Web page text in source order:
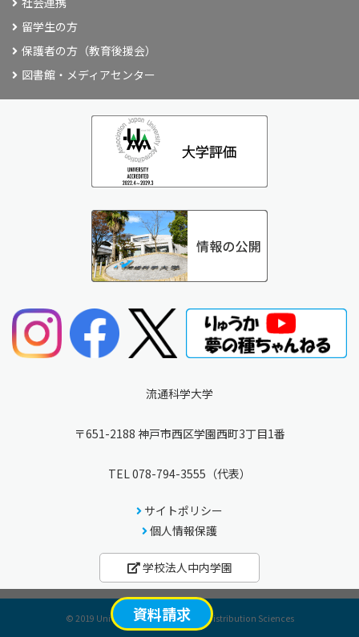
資料請求
留学生の方
保護者の方（教育後援会）
図書館・メディアセンター
流通科学大学
〒651-2188 神戸市西区学園西町3丁目1番
TEL078-794-3555 （代表）
サイトポリシー
個人情報保護
学校法人中内学園
© 2019 University of Marketing and Distribution Sciences